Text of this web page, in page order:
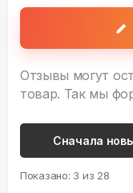
Отзывы могут
товар. Так мы
Сначала
Показано: 3 из 28